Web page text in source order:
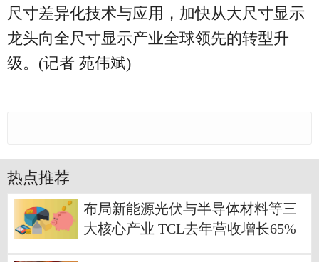
尺寸差异化技术与应用，加快从大尺寸显示
龙头向全尺寸显示产业全球领先的转型升
级。(记者 苑伟斌)
热点推荐
布局新能源光伏与半导体材料等三
大核心产业 TCL去年营收增长65%